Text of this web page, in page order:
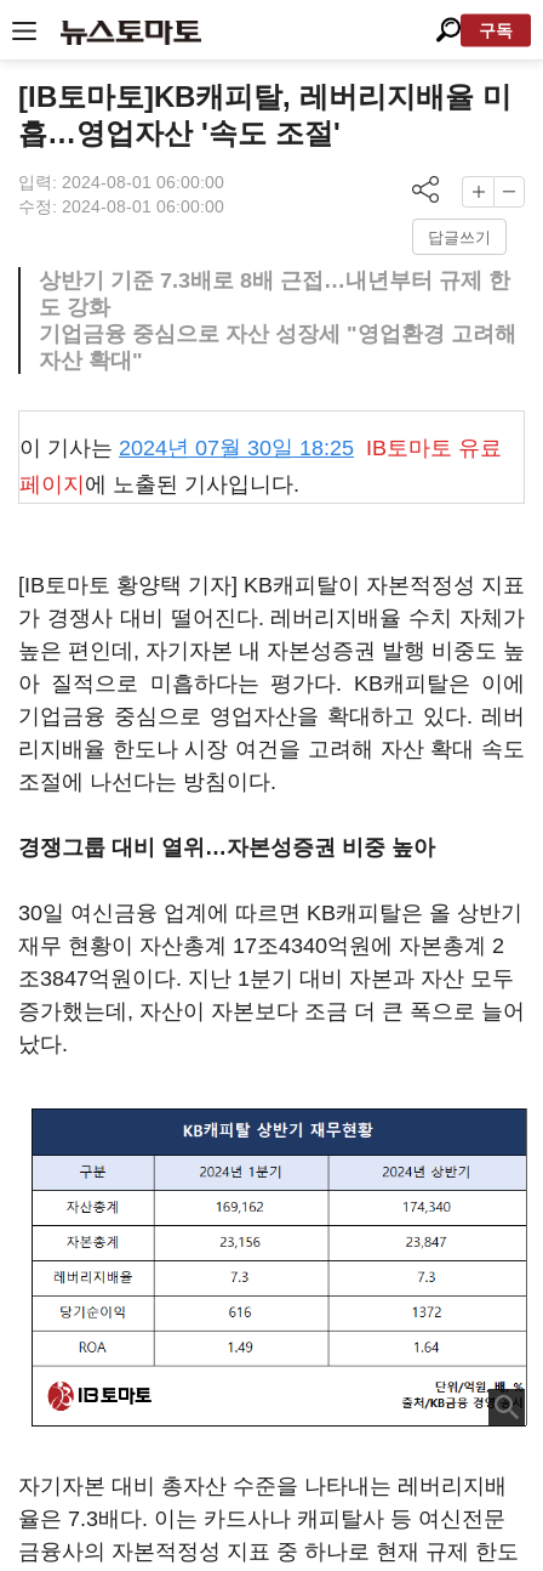
구독
[IB토마토]KB캐피탈, 레버리지배율 미
흡…영업자산 '속도 조절'
입력: 2024-08-01 06:00:00
수정: 2024-08-01 06:00:00
답글쓰기
상반기 기준 7.3배로 8배 근접…내년부터 규제 한
도 강화
기업금융 중심으로 자산 성장세 "영업환경 고려해
자산 확대"
이 기사는 2024년 07월 30일 18:25 IB토마토 유료
페이지 에 노출된 기사입니다.
[IB토마토 황양택 기자] KB캐피탈이 자본적정성 지표
가 경쟁사 대비 떨어진다. 레버리지배율 수치 자체가
높은 편인데, 자기자본 내 자본성증권 발행 비중도 높
아 질적으로 미흡하다는 평가다. KB캐피탈은 이에
기업금융 중심으로 영업자산을 확대하고 있다. 레버
리지배율 한도나 시장 여건을 고려해 자산 확대 속도
조절에 나선다는 방침이다.
경쟁그룹 대비 열위…자본성증권 비중 높아
30일 여신금융 업계에 따르면 KB캐피탈은 올 상반기
재무 현황이 자산총계 17조4340억원에 자본총계 2
조3847억원이다. 지난 1분기 대비 자본과 자산 모두
증가했는데, 자산이 자본보다 조금 더 큰 폭으로 늘어
났다.
자기자본 대비 총자산 수준을 나타내는 레버리지배
율은 7.3배다. 이는 카드사나 캐피탈사 등 여신전문
금융사의 자본적정성 지표 중 하나로 현재 규제 한도